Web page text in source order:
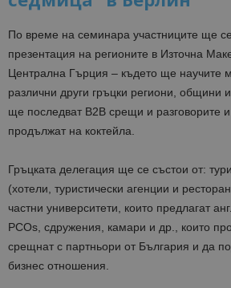
По време на семинара участниците ще
презентация на регионите в Източна
Централна Гърция – където ще научите
различни други гръцки региони, общини
ще последват B2B срещи и разговорите
продължат на коктейла.
Гръцката делегация ще се състои от:
(хотели, туристически агенции и
частни университети, които предлагат
PCOs, сдружения, камари и др., които
срещнат с партньори от България и да
бизнес отношения.